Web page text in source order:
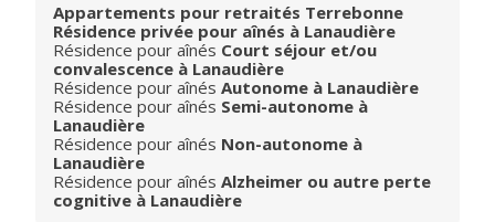
Appartements pour retraités Terrebonne
Résidence privée pour aînés à Lanaudière
Résidence pour aînés Court séjour et/ou
convalescence à Lanaudière
Résidence pour aînés Autonome à Lanaudière
Résidence pour aînés Semi-autonome à
Lanaudière
Résidence pour aînés Non-autonome à
Lanaudière
Résidence pour aînés Alzheimer ou autre perte
cognitive à Lanaudière